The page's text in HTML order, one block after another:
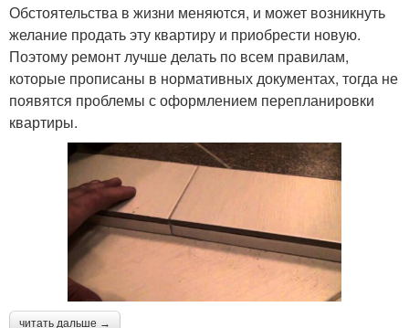
Обстоятельства в жизни меняются, и может возникнуть
желание продать эту квартиру и приобрести новую.
Поэтому ремонт лучше делать по всем правилам,
которые прописаны в нормативных документах, тогда не
появятся проблемы с оформлением перепланировки
квартиры.
читать дальше →